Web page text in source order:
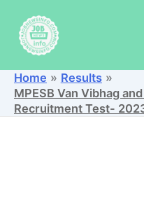
content
Home
Results
MPESB Van Vibhag
Recruitment Test-